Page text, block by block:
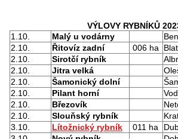
VÝLOVY RYBNÍKŮ
1.10.
Malý u vodárny
2.10.
Řitovíz zadní 006 ha
2.10.
Sirotčí rybník
2.10.
Jitra velká
2.10.
Šamonický dolní
2.10.
Pilant horní
2.10.
Březovík
2.10.
Slouňský rybník
3.10.
Lítožnický rybník 011 ha